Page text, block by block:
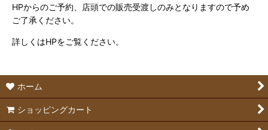
HPからのご予約、店頭での販売受渡しのみとなりますので予め
ご了承ください。
詳しくはHPをご覧ください。
ホーム
ショッピングカート